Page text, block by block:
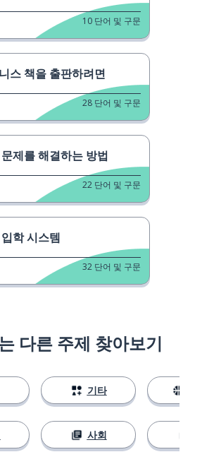
10 단어 및 구문
스 책을 출판하려면
28 단어 및 구문
제를 해결하는 방법
22 단어 및 구문
학 시스템
32 단어 및 구문
다른 주제 찾아보기
기타
사회